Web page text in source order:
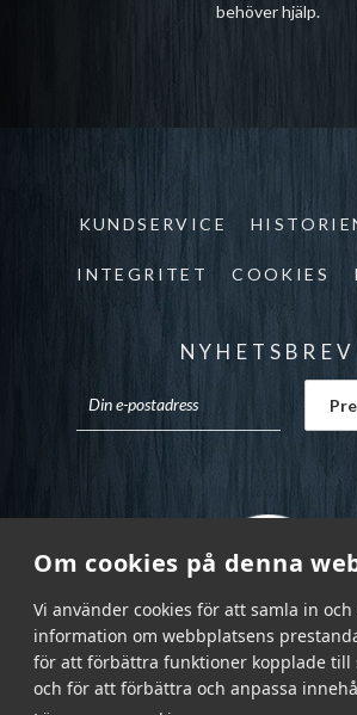
Om cookies på denna
Vi använder cookies för att samla in och
information om webbplatsens
för att förbättra funktioner kopplade till
och för att förbättra och anpassa
behöver hjälp.
KUNDSERVICE
INTEGRITET COOKIES
NYHETSBREV